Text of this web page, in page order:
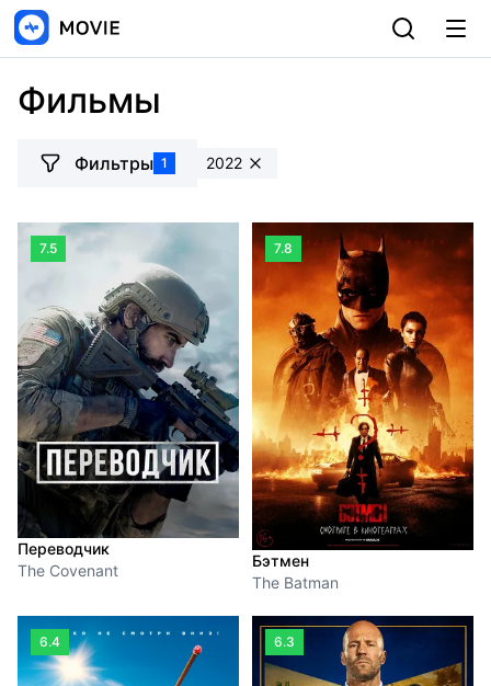
Фильмы
Фильтры 1 2022
7.5
Переводчик
The Covenant
7.8
Бэтмен
The Batman
6.4 6.3